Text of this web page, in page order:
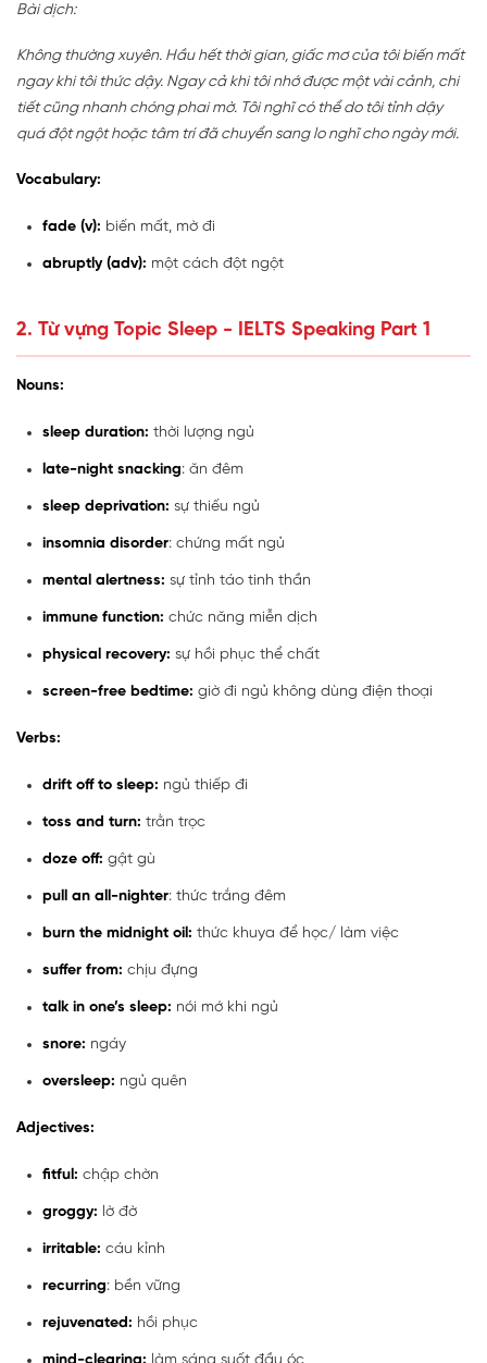
Bài dịch:
Không thường xuyên. Hầu hết thời gian, giấc mơ của tôi biến mất
ngay khi tôi thức dậy. Ngay cả khi tôi nhớ được một vài cảnh, chi
tiết cũng nhanh chóng phai mờ. Tôi nghĩ có thể do tôi tỉnh dậy
quá đột ngột hoặc tâm trí đã chuyển sang lo nghĩ cho ngày mới.
Vocabulary:
fade (v): biến mất, mờ đi
abruptly (adv): một cách đột ngột
2. Từ vựng Topic Sleep - IELTS Speaking Part 1
Nouns:
sleep duration: thời lượng ngủ
late-night snacking: ăn đêm
sleep deprivation: sự thiếu ngủ
insomnia disorder: chứng mất ngủ
mental alertness: sự tỉnh táo tinh thần
immune function: chức năng miễn dịch
physical recovery: sự hồi phục thể chất
screen-free bedtime: giờ đi ngủ không dùng điện thoại
Verbs:
drift off to sleep: ngủ thiếp đi
toss and turn: trằn trọc
doze off: gật gù
pull an all-nighter: thức trắng đêm
burn the midnight oil: thức khuya để học/ làm việc
suffer from: chịu đựng
talk in one’s sleep: nói mớ khi ngủ
snore: ngáy
oversleep: ngủ quên
Adjectives:
fitful: chập chờn
groggy: lờ đờ
irritable: cáu kỉnh
recurring: bền vững
rejuvenated: hồi phục